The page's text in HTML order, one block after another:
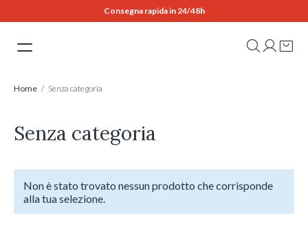
to
Consegna rapida in 24/48h
Home / Senza categoria
Senza categoria
Non è stato trovato nessun prodotto che corrisponde
alla tua selezione.